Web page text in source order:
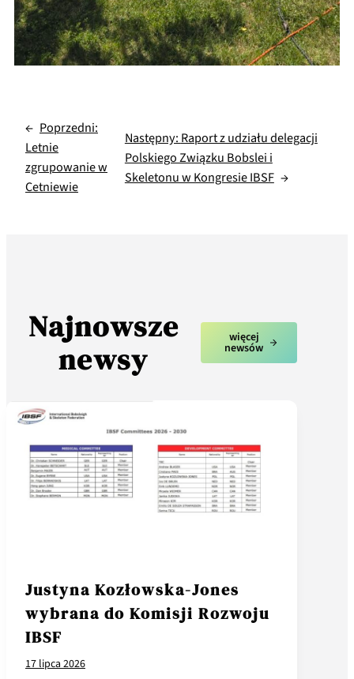
← Poprzedni:
Letnie
zgrupowanie w
Cetniewie
Następny: Raport z udziału delegacji
Polskiego Związku Bobslei i
Skeletonu w Kongresie IBSF →
Najnowsze
newsy
więcej
newsów
Justyna Kozłowska-Jones
wybrana do Komisji Rozwoju
IBSF
17 lipca 2026